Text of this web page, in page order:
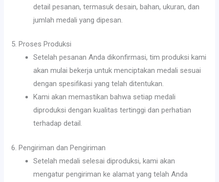
detail pesanan, termasuk desain, bahan, ukuran, dan
jumlah medali yang dipesan.
5. Proses Produksi
Setelah pesanan Anda dikonfirmasi, tim produksi kami
akan mulai bekerja untuk menciptakan medali sesuai
dengan spesifikasi yang telah ditentukan.
Kami akan memastikan bahwa setiap medali
diproduksi dengan kualitas tertinggi dan perhatian
terhadap detail.
6. Pengiriman dan Pengiriman
Setelah medali selesai diproduksi, kami akan
mengatur pengiriman ke alamat yang telah Anda